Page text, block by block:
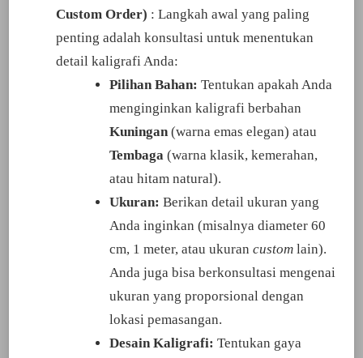
Custom Order) : Langkah awal yang paling
penting adalah konsultasi untuk menentukan
detail kaligrafi Anda:
Pilihan Bahan: Tentukan apakah Anda
menginginkan kaligrafi berbahan
Kuningan(warna emas elegan) atau
Tembaga(warna klasik, kemerahan,
atau hitam natural).
Ukuran: Berikan detail ukuran yang
Anda inginkan (misalnya diameter 60
cm, 1 meter, atau ukuran customlain).
Anda juga bisa berkonsultasi mengenai
ukuran yang proporsional dengan
lokasi pemasangan.
Desain Kaligrafi: Tentukan gaya